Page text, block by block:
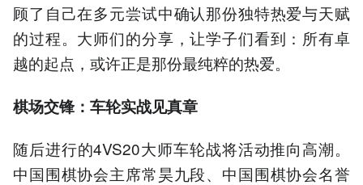
顾了自己在多元尝试中确认那份独特热爱与天赋
的过程。大师们的分享，让学子们看到：所有卓
越的起点，或许正是那份最纯粹的热爱。
棋场交锋：车轮实战见真章
随后进行的4VS20大师车轮战将活动推向高潮。
中国围棋协会主席常昊九段、中国围棋协会名誉